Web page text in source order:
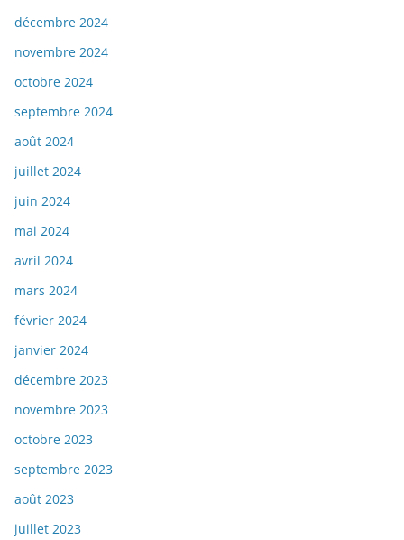
décembre 2024
novembre 2024
octobre 2024
septembre 2024
août 2024
juillet 2024
juin 2024
mai 2024
avril 2024
mars 2024
février 2024
janvier 2024
décembre 2023
novembre 2023
octobre 2023
septembre 2023
août 2023
juillet 2023